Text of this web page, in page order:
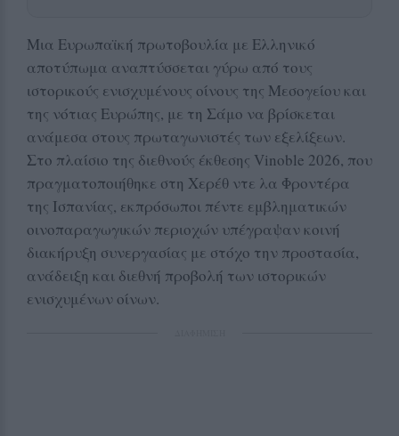
Μια Ευρωπαϊκή πρωτοβουλία με Ελληνικό
αποτύπωμα αναπτύσσεται γύρω από τους
ιστορικούς ενισχυμένους οίνους της Μεσογείου και
της νότιας Ευρώπης, με τη Σάμο να βρίσκεται
ανάμεσα στους πρωταγωνιστές των εξελίξεων.
Στο πλαίσιο της διεθνούς έκθεσης Vinoble 2026, που
πραγματοποιήθηκε στη Χερέθ ντε λα Φροντέρα
της Ισπανίας, εκπρόσωποι πέντε εμβληματικών
οινοπαραγωγικών περιοχών υπέγραψαν κοινή
διακήρυξη συνεργασίας με στόχο την προστασία,
ανάδειξη και διεθνή προβολή των ιστορικών
ενισχυμένων οίνων.